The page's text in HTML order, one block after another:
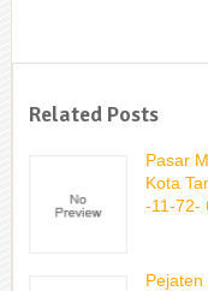
Related Posts
Pasar
Kota
-11-72-
Pejaten